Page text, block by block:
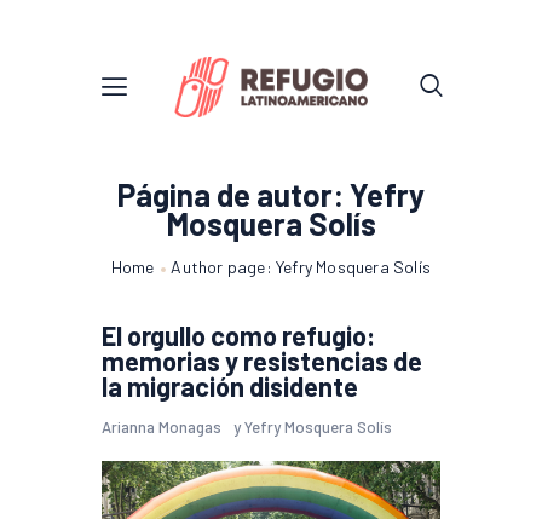
Página de autor: Yefry
Mosquera Solís
Home Author page: Yefry Mosquera Solís
El orgullo como refugio:
memorias y resistencias de
la migración disidente
Arianna Monagas yYefry Mosquera Solís